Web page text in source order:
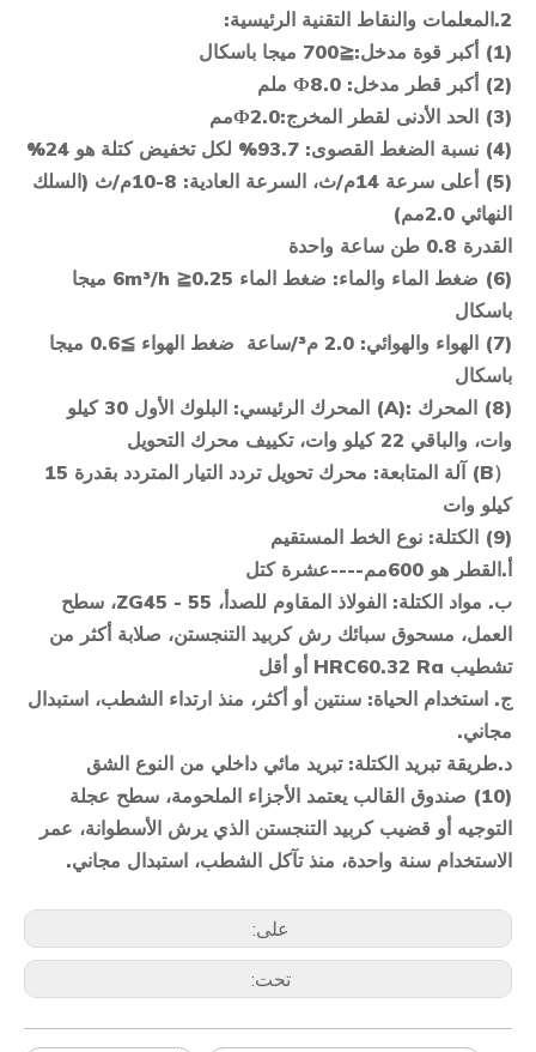
2
.المعلمات والنقاط التقنية الرئيسية:
(1) أكبر قوة مدخل:
≦700 ميجا باسكال
(2) أكبر قطر مدخل: Ф
8.0 ملم
(3) الحد الأدنى لقطر المخرج
:
Ф2.0
مم
(4) نسبة الضغط القصوى:
93.7% لكل تخفيض كتلة هو 2 4
%
(5) أعلى سرعة 1
4 م/ث، السرعة العادية: 8-10
م/ث (السلك
النهائي 2. 0
مم)
القدرة 0.8
طن ساعة واحدة
(6) ضغط الماء والماء: ضغط الماء 6m³/h
≧
0.25 ميجا
باسكال
(7) الهواء والهوائي: 2.0 م³/ساعة ضغط الهواء
≧
0.6 ميجا
باسكال
(8) المحرك :(
A
) المحرك الرئيسي: البلوك الأول 30 كيلو
وات، والباقي 22 كيلو وات،
تكييف محرك التحويل
（
B
) آلة المتابعة: محرك تحويل تردد التيار المتردد بقدرة 15
كيلو وات
(9) الكتلة: نوع الخط المستقيم
أ.القطر هو 600مم----عشرة كتل
ب.
مواد الكتلة: الفولاذ المقاوم للصدأ، ZG45 - 55، سطح
العمل، مسحوق سبائك رش كربيد التنجستن، صلابة أكثر من
تشطيب HRC60.32 Ra أو أقل
ج. استخدام الحياة: سنتين أو أكثر، منذ ارتداء الشطب، استبدال
مجاني.
د.طريقة تبريد الكتلة: تبريد مائي داخلي من النوع الشق
(10) صندوق القالب يعتمد الأجزاء الملحومة، سطح عجلة
التوجيه أو قضيب كربيد التنجستن الذي يرش الأسطوانة، عمر
الاستخدام سنة واحدة، منذ تآكل الشطب، استبدال مجاني.
على:
تحت: